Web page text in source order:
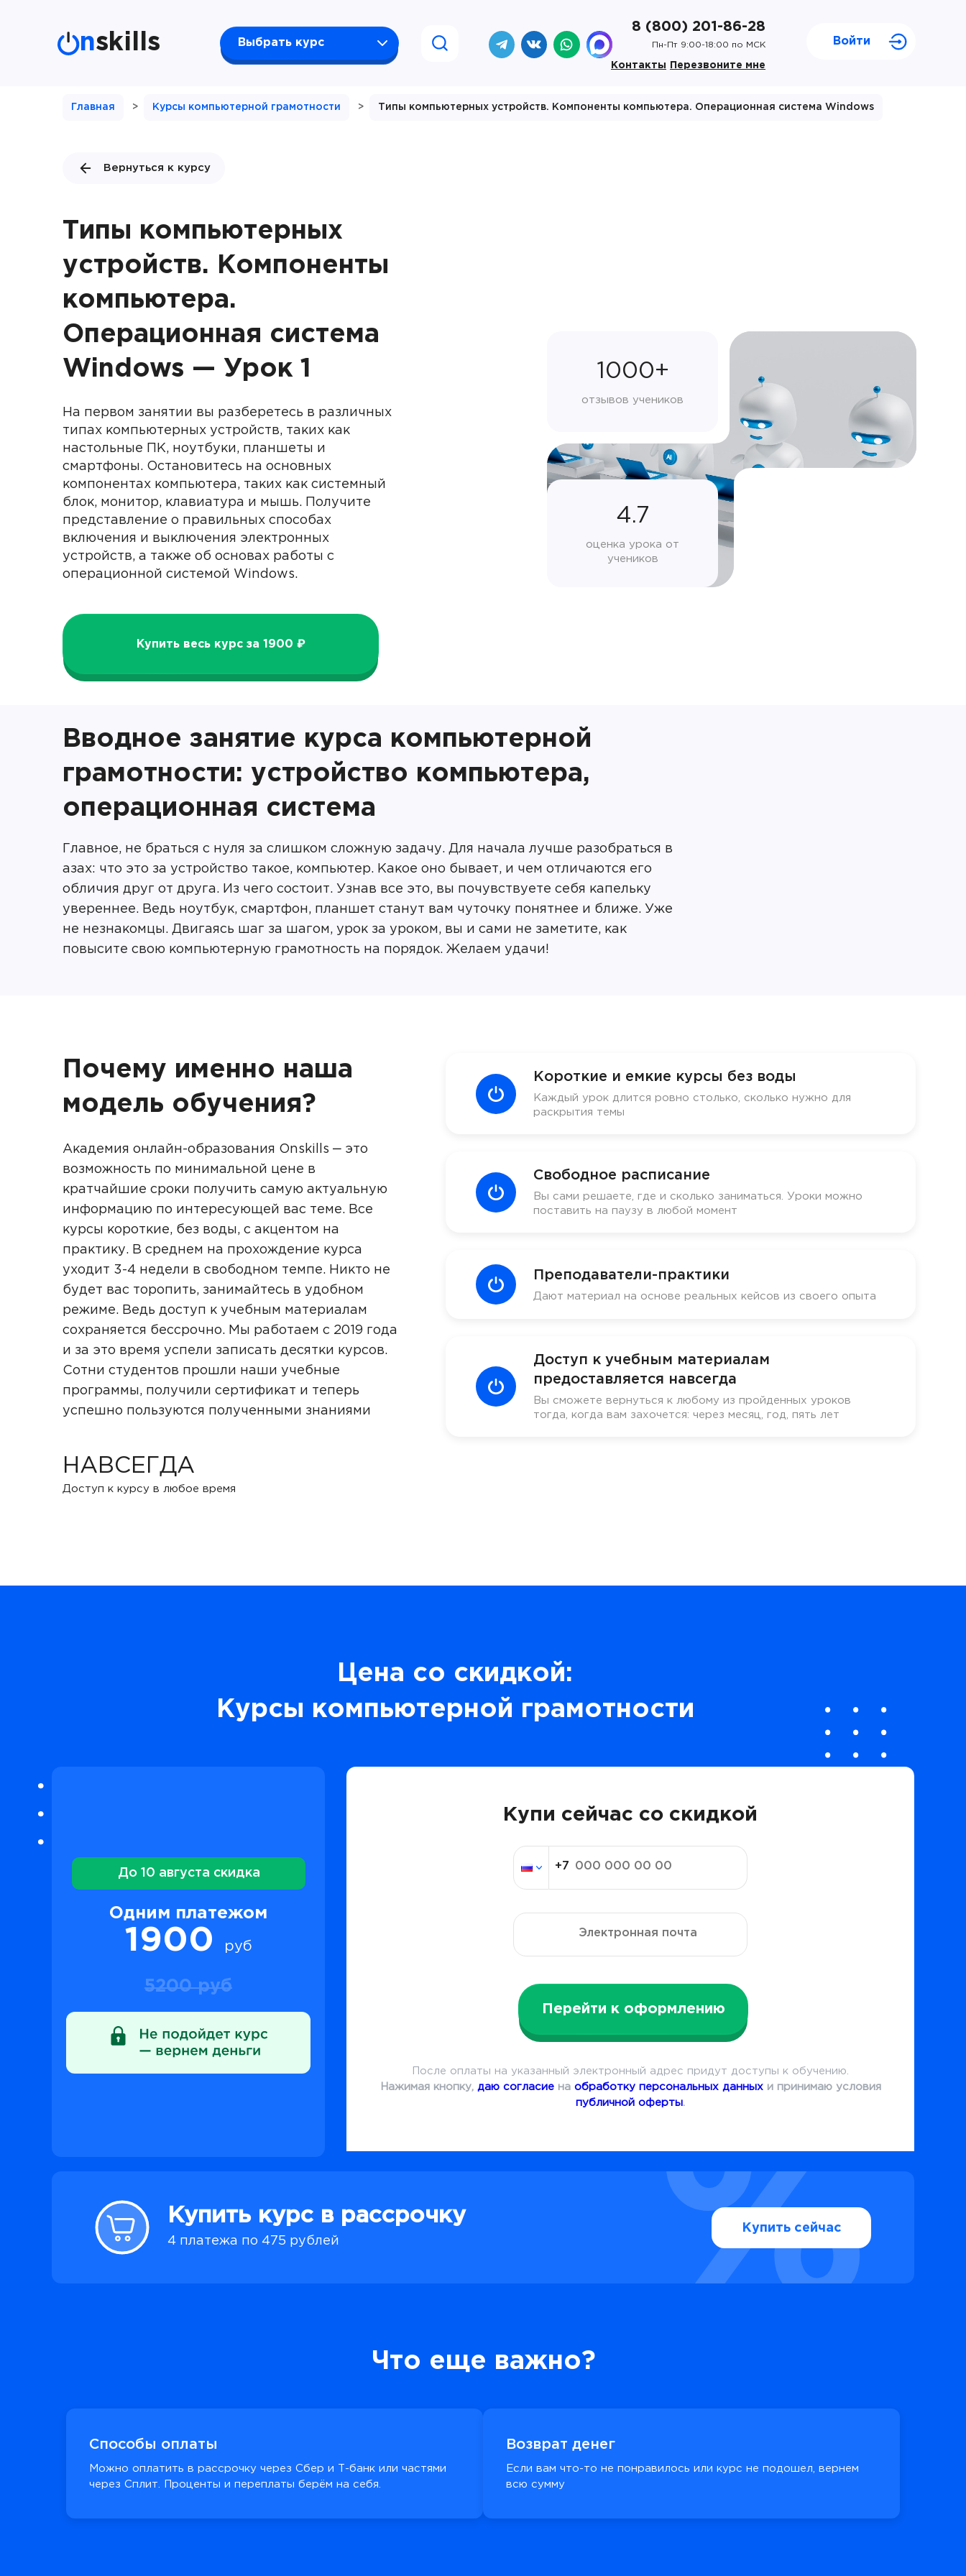
nskills Выбрать курс
8 (800) 201-86-28
Пн-Пт 9:00-18:00 по МСК
Контакты Перезвоните мне
Войти
Главная > Курсы компьютерной грамотности > Типы компьютерных устройств. Компоненты компьютера. Операционная система Windows
Вернуться к курсу
Типы компьютерных
устройств. Компоненты
компьютера.
Операционная система
Windows — Урок 1
На первом занятии вы разберетесь в различных
типах компьютерных устройств, таких как
настольные ПК, ноутбуки, планшеты и
смартфоны. Остановитесь на основных
компонентах компьютера, таких как системный
блок, монитор, клавиатура и мышь. Получите
представление о правильных способах
включения и выключения электронных
устройств, а также об основах работы с
операционной системой Windows.
Купить весь курс за 1900 ₽
1000+
отзывов учеников
4.7
оценка урока от
учеников
Вводное занятие курса компьютерной
грамотности: устройство компьютера,
операционная система
Главное, не браться с нуля за слишком сложную задачу. Для начала лучше разобраться в
азах: что это за устройство такое, компьютер. Какое оно бывает, и чем отличаются его
обличия друг от друга. Из чего состоит. Узнав все это, вы почувствуете себя капельку
увереннее. Ведь ноутбук, смартфон, планшет станут вам чуточку понятнее и ближе. Уже
не незнакомцы. Двигаясь шаг за шагом, урок за уроком, вы и сами не заметите, как
повысите свою компьютерную грамотность на порядок. Желаем удачи!
Почему именно наша
модель обучения?
Академия онлайн-образования Onskills ‒ это
возможность по минимальной цене в
кратчайшие сроки получить самую актуальную
информацию по интересующей вас теме. Все
курсы короткие, без воды, с акцентом на
практику. В среднем на прохождение курса
уходит 3-4 недели в свободном темпе. Никто не
будет вас торопить, занимайтесь в удобном
режиме. Ведь доступ к учебным материалам
сохраняется бессрочно. Мы работаем с 2019 года
и за это время успели записать десятки курсов.
Сотни студентов прошли наши учебные
программы, получили сертификат и теперь
успешно пользуются полученными знаниями
НАВСЕГДА
Доступ к курсу в любое время
Короткие и емкие курсы без воды
Каждый урок длится ровно столько, сколько нужно для
раскрытия темы
Свободное расписание
Вы сами решаете, где и сколько заниматься. Уроки можно
поставить на паузу в любой момент
Преподаватели-практики
Дают материал на основе реальных кейсов из своего опыта
Доступ к учебным материалам
предоставляется навсегда
Вы сможете вернуться к любому из пройденных уроков
тогда, когда вам захочется: через месяц, год, пять лет
Цена со скидкой:
Курсы компьютерной грамотности
До 10 августа скидка
Одним платежом
1900 руб
5200 руб
Купи сейчас со скидкой
Перейти к оформлению
После оплаты на указанный электронный адрес придут доступы к обучению.
Нажимая кнопку, даю согласиена обработку персональных данныхи принимаю условия
публичной оферты.
Купить курс в рассрочку
4 платежа по 475 рублей
Купить сейчас
Что еще важно?
Способы оплаты
Можно оплатить в рассрочку через Сбер и Т-банк или частями
через Сплит. Проценты и переплаты берём на себя.
Возврат денег
Если вам что-то не понравилось или курс не подошел, вернем
всю сумму